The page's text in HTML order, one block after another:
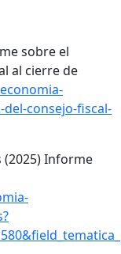
sobre el
al cierre de
consejo-fiscal-
(2025) Informe